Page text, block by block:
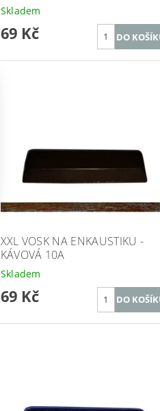
Skladem
69 Kč
XXL VOSK NA ENKAUSTIKU -
KÁVOVÁ 10A
Skladem
69 Kč